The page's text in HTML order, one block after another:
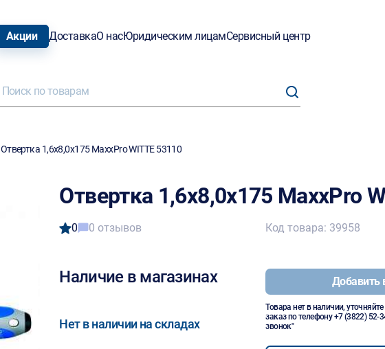
Акции ДоставкаО насЮридическим лицамСервисный центр
Отвертка 1,6х8,0х175 MaxxPro WITTE 53110
Отвертка 1,6х8,0х175 MaxxPro
0 0 отзывов
Наличие в магазинах
Нет в наличии на складах
Код товара: 39958
Добавить
Товара нет в наличии,
заказ по телефону+7 (3822) 52-
звонок"